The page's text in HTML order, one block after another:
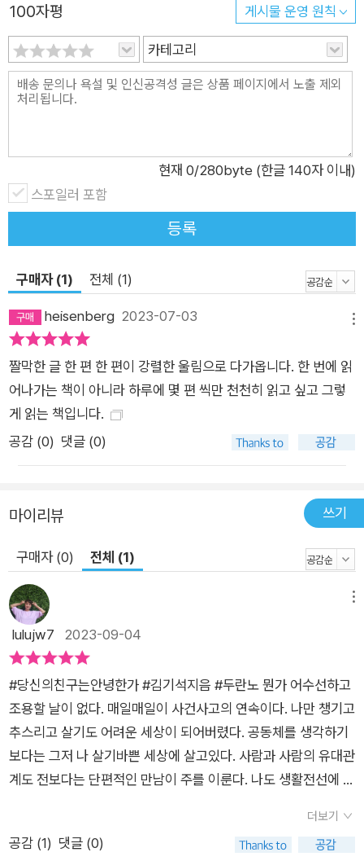
100자평 게시물 운영 원칙
카테고리
현재 0/280byte (한글 140자 이내)
스포일러 포함
등록
구매자 (1) 전체 (1)
heisenberg 2023-07-03
짤막한 글 한 편 한 편이 강렬한 울림으로 다가옵니다. 한 번에 읽
어나가는 책이 아니라 하루에 몇 편 씩만 천천히 읽고 싶고 그렇
게 읽는 책입니다.
공감 (0) 댓글 (0)
마이리뷰 쓰기
구매자 (0) 전체 (1)
lulujw7 2023-09-04
#당신의친구는안녕한가 #김기석지음 #두란노 뭔가 어수선하고
조용할 날이 없다. 매일매일이 사건사고의 연속이다. 나만 챙기고
추스리고 살기도 어려운 세상이 되어버렸다. 공동체를 생각하기
보다는 그저 나 살기바쁜 세상에 살고있다. 사람과 사람의 유대관
계도 전보다는 단편적인 만남이 주를 이룬다. 나도 생활전선에 뛰
제이다. 하나님과 함께하는 삶, 예수님의 행적을 짚어보면서 믿는
자로써 함께 빛으로 나아가는 삶을 살고자 몸부림치고 있다. 여러
더보기
공감 (1) 댓글 (0)